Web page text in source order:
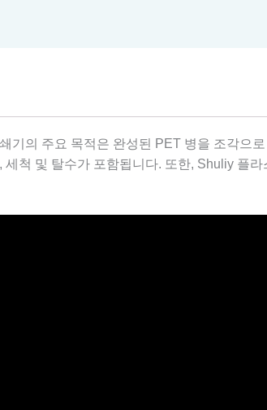
기의 주요 목적은 완성된 PET 병을 조각으
척 및 탈수가 포함됩니다. 또한, Shuliy 플